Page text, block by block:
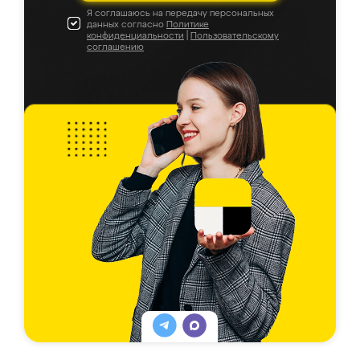
Я соглашаюсь на передачу персональных
данных согласно Политике
конфиденциальности
Пользовательскому
соглашению